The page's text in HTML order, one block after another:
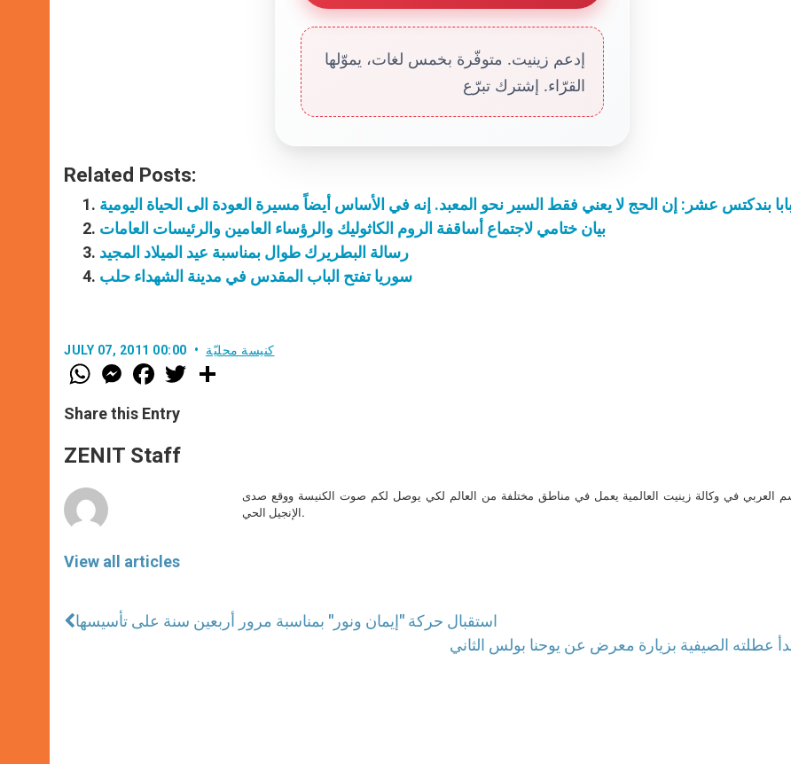
إدعم زينيت. متوفّرة بخمس لغات، يموّلها
القرّاء. إشترك تبرّع
Related Posts:
بيان ختامي لاجتماع أساقفة الروم الكاثوليك والرؤساء العامين والرئيسات العامات
رسالة البطريرك طوال بمناسبة عيد الميلاد المجيد
سوريا تفتح الباب المقدس في مدينة الشهداء حلب
JULY 07, 2011 00:00 كنيسة محليّة
W
h
t
s
p
p
M
e
s
e
g
e
F
a
e
b
o
k
w
Share this Entry
ZENIT Staff
View all articles
العربي في وكالة زينيت العالمية يعمل في مناطق مختلفة من العالم لكي يوصل لكم صوت الكنيسة ووقع صدى
الإنجيل الحي.
استقبال حركة "إيمان ونور" بمناسبة مرور أربعين سنة على تأسيسها
يبدأ عطلته الصيفية بزيارة معرض عن يوحنا بولس الثاني